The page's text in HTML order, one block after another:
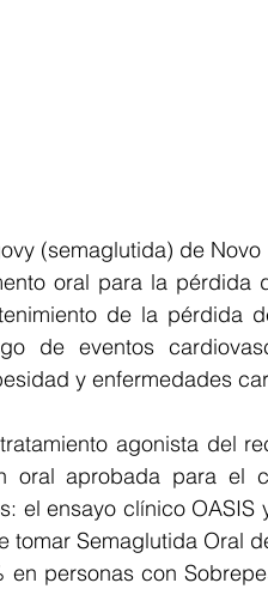
(semaglutida) de
oral para la
de la pérdida
de eventos
y enfermedades
agonista del
oral aprobada para el
el ensayo clínico OASIS
tomar Semaglutida Oral
en personas con